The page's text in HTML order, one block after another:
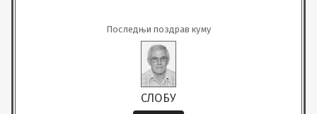
Последњи поздрав куму
СЛОБУ